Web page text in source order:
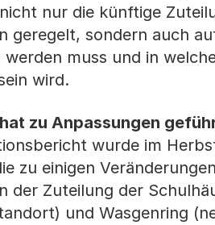
nur die künftige
geregelt, sondern auch
werden muss und in
wird.
zu Anpassungen
wurde im
zu einigen
der Zuteilung der
und Wasgenring